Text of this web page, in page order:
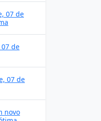
07 de
de
07 de
novo